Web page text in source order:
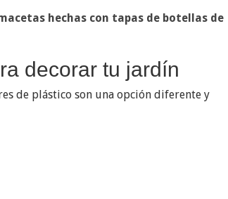
hechas con tapas de botellas de
decorar tu jardín
de plástico son una opción diferente y